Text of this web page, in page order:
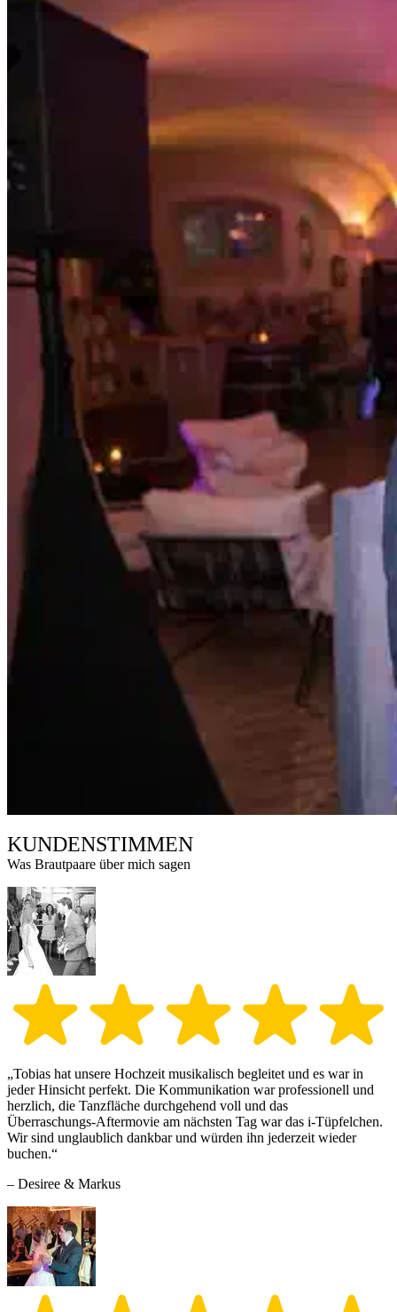
KUNDENSTIMMEN
Was Brautpaare über mich sagen
„Tobias hat unsere Hochzeit musikalisch begleitet und es war in
jeder Hinsicht perfekt. Die Kommunikation war professionell und
herzlich, die Tanzfläche durchgehend voll und das
Überraschungs‑Aftermovie am nächsten Tag war das i‑Tüpfelchen.
Wir sind unglaublich dankbar und würden ihn jederzeit wieder
buchen.“
– Desiree & Markus